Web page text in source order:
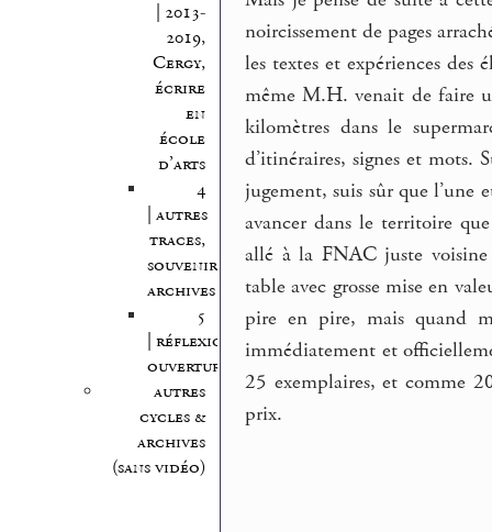
| 2013-
2019,
Cergy,
écrire
en
école
d’arts
4
| autres
traces,
souvenirs,
archives
5
| réflexion,
ouvertures
autres
cycles &
archives
(sans vidéo)
noircissement de pages
les textes et expériences des
même M.H. venait de faire
kilomètres dans le
d’itinéraires, signes et
jugement, suis sûr que l’une
avancer dans le territoire
allé à la FNAC juste
table avec grosse mise en
pire en pire, mais quand
immédiatement et
25 exemplaires, et comme
prix.